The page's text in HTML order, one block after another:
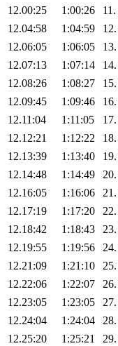
12.00:25
1:00:26 11.
12.04:58
1:04:59 12.
12.06:05
1:06:05 13.
12.07:13
1:07:14 14.
12.08:26
1:08:27 15.
12.09:45
1:09:46 16.
12.11:04
1:11:05 17.
12.12:21
1:12:22 18.
12.13:39
1:13:40 19.
12.14:48
1:14:49 20.
12.16:05
1:16:06 21.
12.17:19
1:17:20 22.
12.18:42
1:18:43 23.
12.19:55
1:19:56 24.
12.21:09
1:21:10 25.
12.22:06
1:22:07 26.
12.23:05
1:23:05 27.
12.24:04
1:24:04 28.
12.25:20
1:25:21 29.